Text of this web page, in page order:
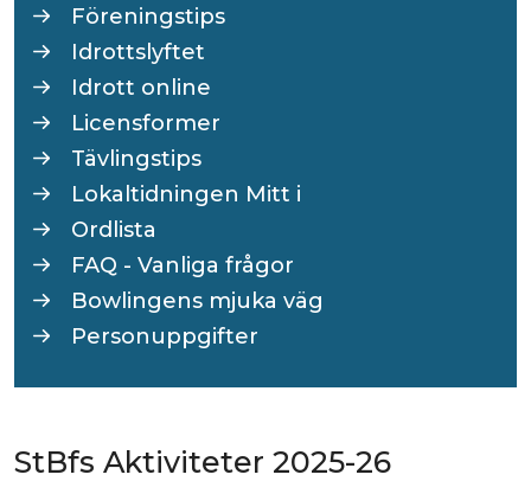
Föreningstips
Idrottslyftet
Idrott online
Licensformer
Tävlingstips
Lokaltidningen Mitt i
Ordlista
FAQ - Vanliga frågor
Bowlingens mjuka väg
Personuppgifter
StBfs Aktiviteter 2025-26